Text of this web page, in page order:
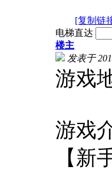
[复制链
电梯直达
楼主
发表于
游戏
游戏
【新